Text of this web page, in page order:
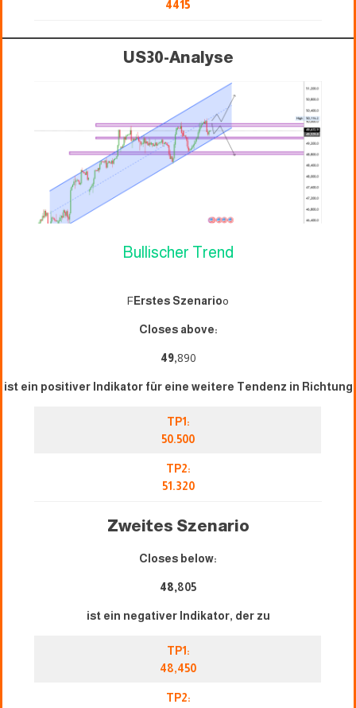
4415
US30-Analyse
Bullischer Trend
FErstes Szenarioo
Closes above:
49,890
ist ein positiver Indikator für eine weitere Tendenz in Richtung
TP1:
50.500
TP2:
51.320
Zweites Szenario
Closes below:
48,805
ist ein negativer Indikator, der zu
TP1:
48,450
TP2: